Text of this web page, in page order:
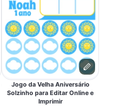
Jogo da Velha Aniversário
Solzinho para Editar Online e
Imprimir